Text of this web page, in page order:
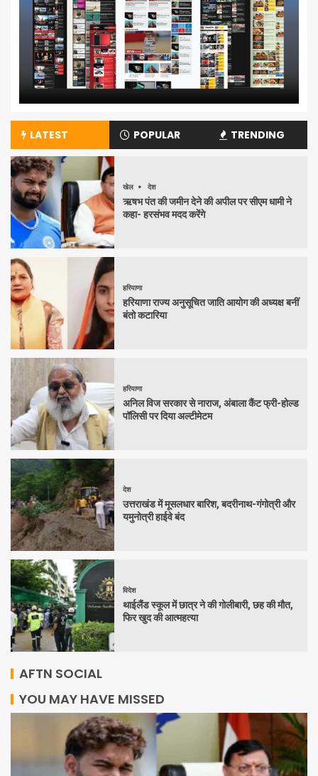
LATEST POPULAR TRENDING
खेल देश
ऋषभ पंत की जमीन देने की अपील पर सीएम धामी ने
कहा- हरसंभव मदद करेंगे
हरियाणा
हरियाणा राज्य अनुसूचित जाति आयोग की अध्यक्ष बनीं
बंतो कटारिया
हरियाणा
अनिल विज सरकार से नाराज, अंबाला कैंट फ्री-होल्ड
पॉलिसी पर दिया अल्टीमेटम
देश
उत्तराखंड में मूसलधार बारिश, बदरीनाथ-गंगोत्री और
यमुनोत्री हाईवे बंद
विदेश
थाईलैंड स्कूल में छात्र ने की गोलीबारी, छह की मौत,
फिर खुद की आत्महत्या
AFTN SOCIAL
YOU MAY HAVE MISSED